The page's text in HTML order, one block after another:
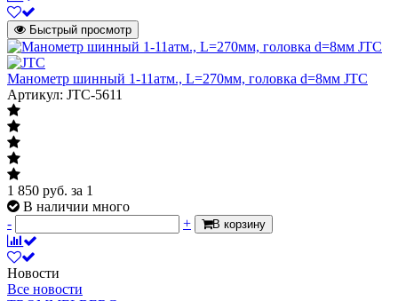
Быстрый просмотр
Манометр шинный 1-11атм., L=270мм, головка d=8мм JTC
Артикул: JTC-5611
1 850 руб. за 1
В наличии много
-
+ В корзину
Новости
Все новости